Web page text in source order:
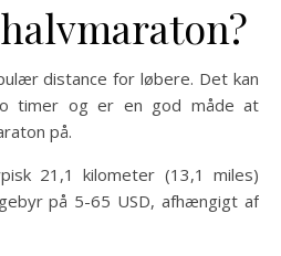
distance for løbere. Det kan
timer og er en god måde at
på.
21,1 kilometer (13,1 miles)
på 5-65 USD, afhængigt af